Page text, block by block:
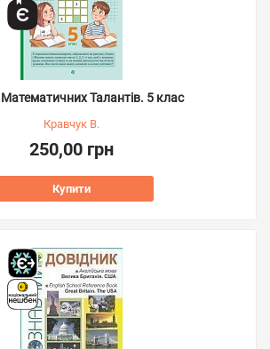
Талантів. 5 клас
Кравчук В.
250,00 грн
Купити